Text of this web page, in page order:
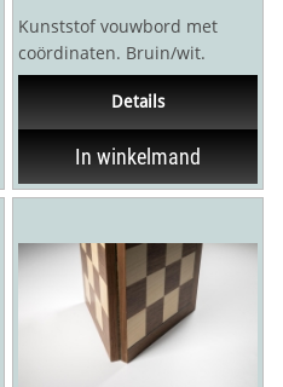
Kunststof vouwbord met
coördinaten. Bruin/wit.
veldgrootte 5 cm Geschikt
voor stukken maat...
Details
In winkelmand